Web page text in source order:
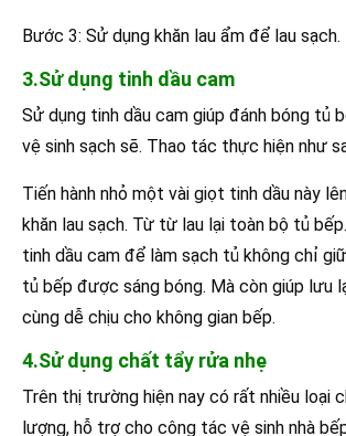
Bước 3: Sử dụng khăn lau ẩm để lau sạch.
3.Sử dụng tinh dầu cam
Sử dụng tinh dầu cam giúp đánh bóng tủ
vệ sinh sạch sẽ. Thao tác thực hiện như
Tiến hành nhỏ một vài giọt tinh dầu này
khăn lau sạch. Từ từ lau lại toàn bộ tủ
tinh dầu cam để làm sạch tủ không chỉ
tủ bếp được sáng bóng. Mà còn giúp lưu
cùng dễ chịu cho không gian bếp.
4.Sử dụng chất tẩy rửa nhẹ
Trên thị trường hiện nay có rất nhiều loại
lượng, hỗ trợ cho công tác vệ sinh nhà